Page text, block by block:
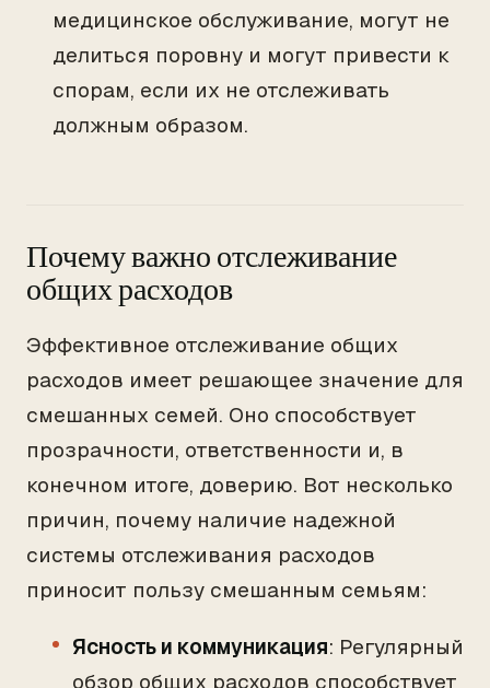
медицинское обслуживание, могут не
делиться поровну и могут привести к
спорам, если их не отслеживать
должным образом.
Почему важно отслеживание
общих расходов
Эффективное отслеживание общих
расходов имеет решающее значение для
смешанных семей. Оно способствует
прозрачности, ответственности и, в
конечном итоге, доверию. Вот несколько
причин, почему наличие надежной
системы отслеживания расходов
приносит пользу смешанным семьям:
Ясность и коммуникация: Регулярный
обзор общих расходов способствует